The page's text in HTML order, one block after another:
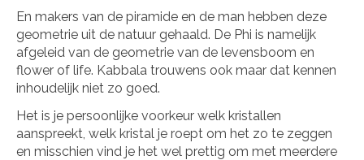
En makers van de piramide en de man hebben deze
geometrie uit de natuur gehaald. De Phi is namelijk
afgeleid van de geometrie van de levensboom en
flower of life. Kabbala trouwens ook maar dat kennen
inhoudelijk niet zo goed.
Het is je persoonlijke voorkeur welk kristallen
aanspreekt, welk kristal je roept om het zo te zeggen
en misschien vind je het wel prettig om met meerdere